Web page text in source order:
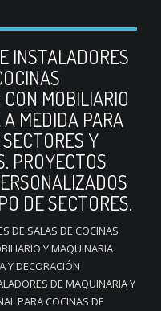
INSTALADORES
MOBILIARIO
MEDIDA PARA
Y
PROYECTOS
DE SECTORES.
DE SALAS DE COCINAS
Y MAQUINARIA
Y DECORACIÓN
DE MAQUINARIA Y
PARA COCINAS DE